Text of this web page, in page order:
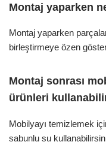
Montaj yaparken
Montaj yaparken
birleştirmeye özen
Montaj sonrası
ürünleri
Mobilyayı temizlemek
sabunlu su